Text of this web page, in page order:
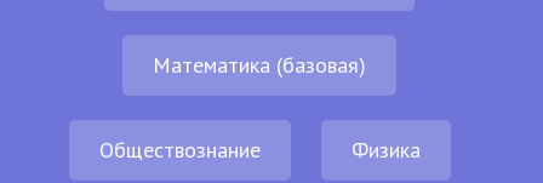
Математика (базовая)
Обществознание Физика